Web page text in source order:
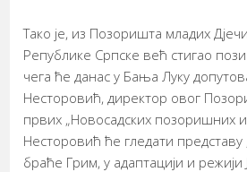
Тако је, из Позоришта младих
Републике Српске већ стигао
чега ће данас у Бања Луку
Несторовић, директор овог
првих „Новосадских позоришних
Несторовић ће гледати представу
браће Грим, у адаптацији и режији